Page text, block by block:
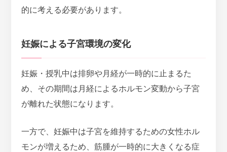
的に考える必要があります。
妊娠による子宮環境の変化
妊娠・授乳中は排卵や月経が一時的に止まるた
め、その期間は月経によるホルモン変動から子宮
が離れた状態になります。
一方で、妊娠中は子宮を維持するための女性ホル
モンが増えるため、筋腫が一時的に大きくなる症